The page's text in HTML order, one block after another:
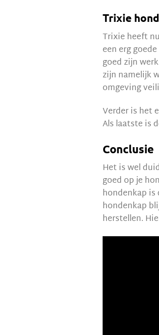
Trixie
Trixie heeft
een erg
goed zijn
zijn namelijk
omgeving
Verder is het
Als laatste is
Conclusie
Het is wel
goed op je
hondenkap is
hondenkap
herstellen.